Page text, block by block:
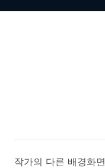
작가의 다른 배경화면